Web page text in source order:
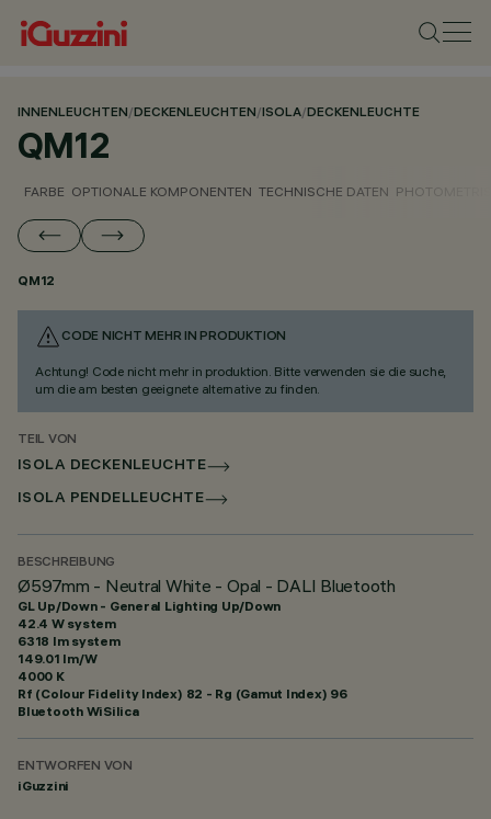
INNENLEUCHTEN/DECKENLEUCHTEN/ISOLA/DECKENLEUCHTE
QM12
FARBE OPTIONALE KOMPONENTEN TECHNISCHE DATEN
QM12
CODE NICHT MEHR IN PRODUKTION
Achtung! Code nicht mehr in produktion. Bitte verwenden sie die suche,
um die am besten geeignete alternative zu finden.
TEIL VON
ISOLA DECKENLEUCHTE
ISOLA PENDELLEUCHTE
BESCHREIBUNG
Ø597mm - Neutral White - Opal - DALI Bluetooth
GL Up/Down - General Lighting Up/Down
42.4 W system
6318 lm system
149.01 lm/W
4000 K
Rf (Colour Fidelity Index) 82 - Rg (Gamut Index) 96
Bluetooth WiSilica
ENTWORFEN VON
iGuzzini